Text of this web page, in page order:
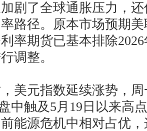
剧了全球通胀压力，
路径。原本市场预期
率期货已基本排除
调整。
元指数延续涨势，周
中触及5月19日以来高
能源危机中相对占优